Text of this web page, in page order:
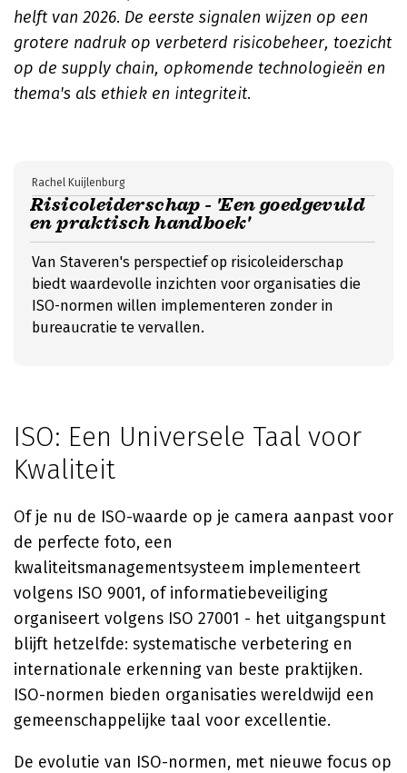
helft van 2026. De eerste signalen wijzen op een
grotere nadruk op verbeterd risicobeheer, toezicht
op de supply chain, opkomende technologieën en
thema's als ethiek en integriteit.
Risicoleiderschap - 'Een goedgevuld
en praktisch handboek'
Rachel Kuijlenburg
Van Staveren's perspectief op risicoleiderschap
biedt waardevolle inzichten voor organisaties die
ISO-normen willen implementeren zonder in
bureaucratie te vervallen.
ISO: Een Universele Taal voor
Kwaliteit
Of je nu de ISO-waarde op je camera aanpast voor
de perfecte foto, een
kwaliteitsmanagementsysteem implementeert
volgens ISO 9001, of informatiebeveiliging
organiseert volgens ISO 27001 - het uitgangspunt
blijft hetzelfde: systematische verbetering en
internationale erkenning van beste praktijken.
ISO-normen bieden organisaties wereldwijd een
gemeenschappelijke taal voor excellentie.
De evolutie van ISO-normen, met nieuwe focus op